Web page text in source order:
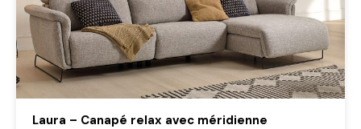
Laura – Canapé relax avec méridienne